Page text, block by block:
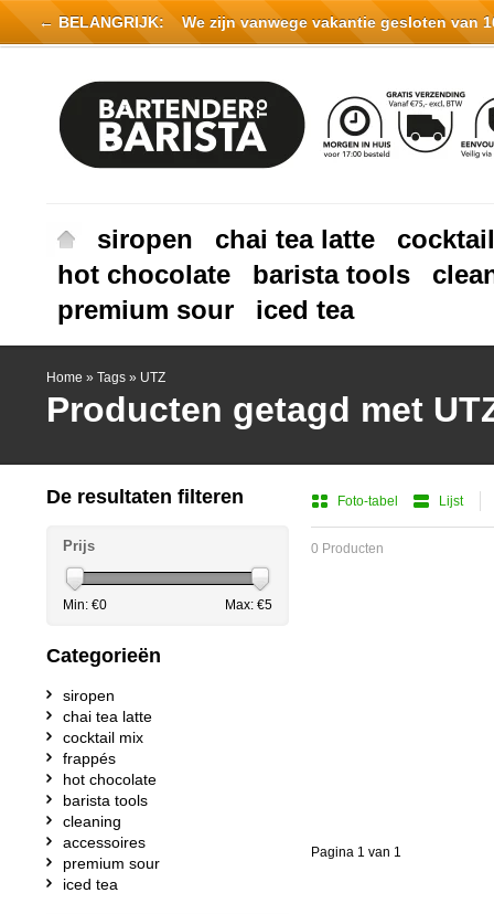
siropen chai tea latte
hot chocolate
barista tools
premium sour
iced tea
Home » Tags » UTZ
Producten getagd met
Foto-tabel Lijst
0 Producten
Pagina 1 van 1
De resultaten filteren
Prijs
Min: €0 Max: €5
Categorieën
siropen
chai tea latte
cocktail mix
frappés
hot chocolate
barista tools
cleaning
accessoires
premium sour
iced tea
← BELANGRIJK: We zijn vanwege vakantie gesloten van